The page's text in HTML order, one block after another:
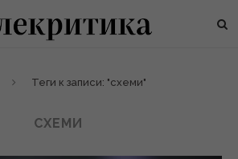
Теги к записи: "схеми"
СХЕМИ